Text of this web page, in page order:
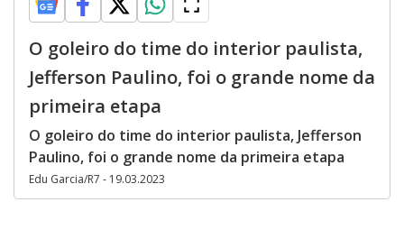
O goleiro do time do interior paulista,
Jefferson Paulino, foi o grande nome da
primeira etapa
O goleiro do time do interior paulista, Jefferson
Paulino, foi o grande nome da primeira etapa
Edu Garcia/R7 - 19.03.2023